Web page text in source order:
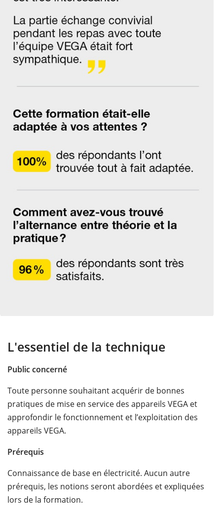
L'essentiel de la technique
Public concerné
Toute personne souhaitant acquérir de bonnes
pratiques de mise en service des appareils VEGA et
approfondir le fonctionnement et l’exploitation des
appareils VEGA.
Prérequis
Connaissance de base en électricité. Aucun autre
prérequis, les notions seront abordées et expliquées
lors de la formation.